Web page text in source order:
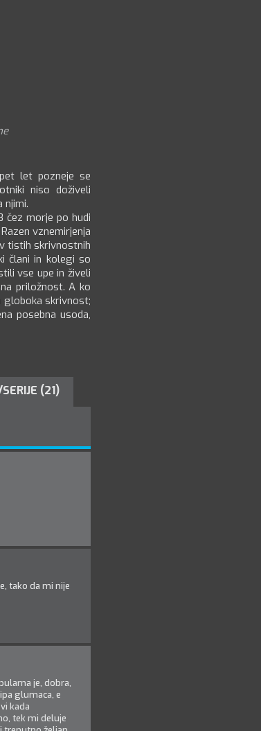
let pozneje se
niso doživeli
njimi.
morje po hudi
vznemirjenja
tistih skrivnostnih
člani in kolegi so
vse upe in živeli
priložnost. A ko
globoka skrivnost;
posebna usoda,
(21)
tako da mi nije
je, dobra,
glumaca, e
kada
tek mi deluje